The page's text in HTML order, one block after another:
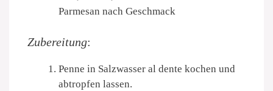
Parmesan nach Geschmack
Zubereitung:
Penne in Salzwasser al dente kochen und
abtropfen lassen.